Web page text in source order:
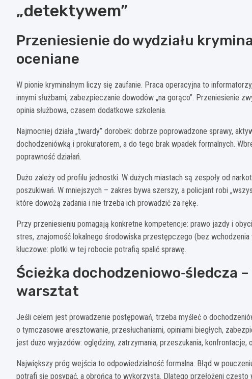
„detektywem”
Przeniesienie do wydziału
oceniane
W pionie kryminalnym liczy się zaufanie. Praca operacyjna to
innymi służbami, zabezpieczanie dowodów „na gorąco”. Przeniesienie
opinia służbowa, czasem dodatkowe szkolenia.
Najmocniej działa „twardy” dorobek: dobrze poprowadzone sprawy,
dochodzeniówką i prokuratorem, a do tego brak wpadek formalnych.
poprawność działań.
Dużo zależy od profilu jednostki. W dużych miastach są zespoły od
poszukiwań. W mniejszych – zakres bywa szerszy, a policjant robi
które dowożą zadania i nie trzeba ich prowadzić za rękę.
Przy przeniesieniu pomagają konkretne kompetencje: prawo jazdy i
stres, znajomość lokalnego środowiska przestępczego (bez
kluczowe: plotki w tej robocie potrafią spalić sprawę.
Ścieżka dochodzeniowo‑śledcza
warsztat
Jeśli celem jest prowadzenie postępowań, trzeba myśleć o
o tymczasowe aresztowanie, przesłuchaniami, opiniami biegłych,
jest dużo wyjazdów: oględziny, zatrzymania, przeszukania, konfrontacje,
Największy próg wejścia to odpowiedzialność formalna. Błąd w
potrafi się posypać, a obrońca to wykorzysta. Dlatego przełożeni